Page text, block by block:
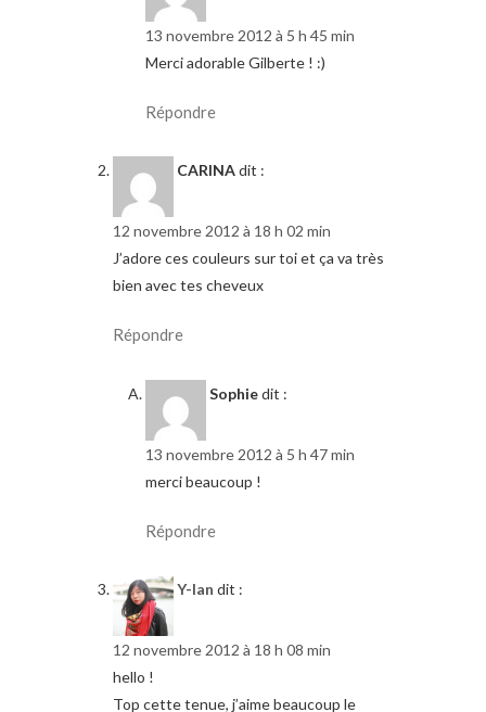
13 novembre 2012 à 5 h 45 min
Merci adorable Gilberte ! :)
Répondre
CARINAdit :
12 novembre 2012 à 18 h 02 min
J’adore ces couleurs sur toi et ça va très
bien avec tes cheveux
Répondre
Sophiedit :
13 novembre 2012 à 5 h 47 min
merci beaucoup !
Répondre
Y-lan dit :
12 novembre 2012 à 18 h 08 min
hello !
Top cette tenue, j’aime beaucoup le